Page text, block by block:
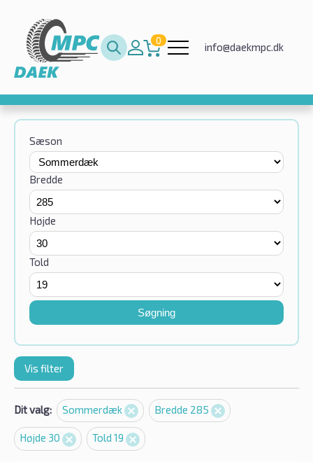
0
info@daekmpc.dk
Sæson
Bredde
Højde
Told
Søgning
Vis filter
Dit valg: Sommerdæk Bredde 285
Højde 30 Told 19